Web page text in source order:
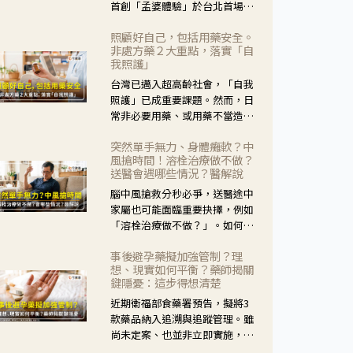
首創「孟婆體驗」於台北首場實
模式，用結合情境互動等豐富活
動，將抽象的失智轉化為可感
受、可討論的生活情境，並引導
民眾在家人開始出現改變時，以
理解取代責備、以耐心回應不
安。
照顧好自己，包括用藥安全。
非處方藥２大重點，落實「自
我照護」
台灣已邁入超高齡社會，「自我
照護」已成重要課題。然而，日
常非必要用藥、或用藥不當造成
在重要。社團法人台灣自我照護
產業協會 提出「非處方藥正確使
用」與「藥師給力」，鼓勵民眾
建立安全且正確的自我照護習
慣。
突然單手無力、身體癱軟？中
風搶時間！溶栓治療做不做？
送醫會遇哪些情況？醫解說
腦中風搶救分秒必爭，送醫途中
家屬也可能面臨重要抉擇，例如
「溶栓治療做不做？」。如何搶
會理事長陳龍醫師解說！
事後避孕藥擬加強管制？理
想、現實如何平衡？藥師揭關
鍵隱憂：這步得想清楚
近期衛福部食藥署預告，擬將3
款藥品納入追溯與追蹤管理。雖
尚未定案、也並非立即實施，不